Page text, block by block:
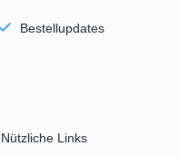
Bestellupdates
Nützliche Links